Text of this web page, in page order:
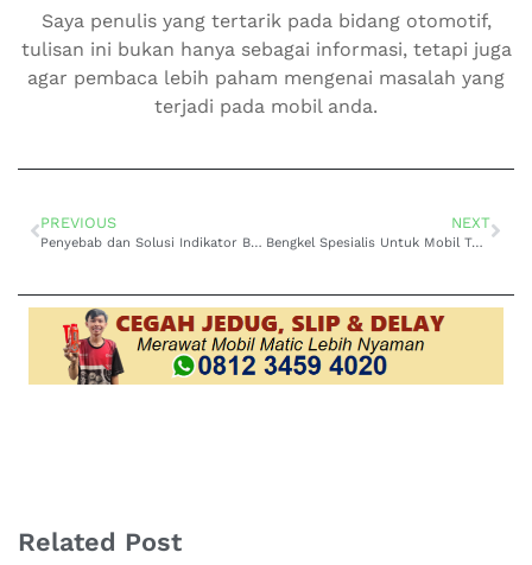
Saya penulis yang tertarik pada bidang otomotif,
tulisan ini bukan hanya sebagai informasi, tetapi juga
agar pembaca lebih paham mengenai masalah yang
terjadi pada mobil anda.
PREVIOUS
Penyebab dan Solusi Indikator Bensin Mobil New Calya Tidak Naik
NEXT
Bengkel Spesialis Untuk Mobil Toyota Calya
Related Post